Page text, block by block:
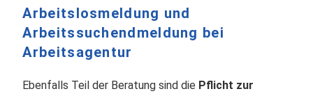
Arbeitslosmeldung und
Arbeitssuchendmeldung bei
Arbeitsagentur
Ebenfalls Teil der Beratung sind die Pflicht zur